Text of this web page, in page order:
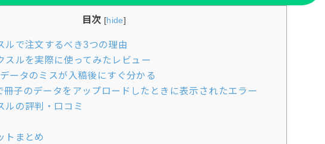
目次 [hide]
ルで注文するべき3つの理由
スルを実際に使ってみたレビュー
ータのミスが入稿後にすぐ分かる
冊子のデータをアップロードしたときに表示されたエラー
ルの評判・口コミ
トまとめ